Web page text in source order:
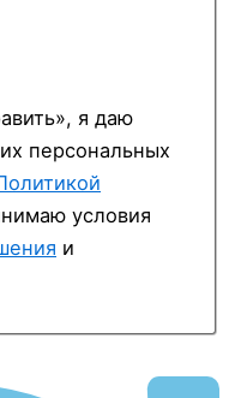
я даю
персональных
условия
и